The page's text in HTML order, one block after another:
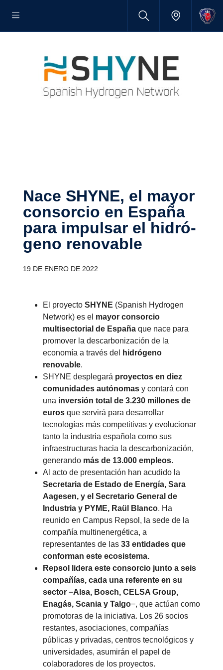
Nace SHYNE, el mayor
consorcio en España
para impulsar el hidró­
geno renovable
19 DE ENERO DE 2022
El proyecto SHYNE (Spanish Hydrogen
Network) es el mayor consorcio
multisectorial de España que nace para
promover la descarbonización de la
economía a través del
hidrógeno
renovable.
SHYNE desplegará proyectos en diez
comunidades autónomas y contará con
una inversión total de 3.230 millones de
euros que servirá para desarrollar
tecnologías más competitivas y evolucionar
tanto la industria española como sus
infraestructuras hacia la descarbonización,
generando más de 13.000 empleos.
Al acto de presentación han acudido la
Secretaria de Estado de Energía, Sara
Aagesen, y el Secretario General de
Industria y PYME, Raül Blanco. Ha
reunido en Campus Repsol, la sede de la
compañía multinenergética, a
representantes de las 33 entidades que
conforman este ecosistema.
Repsol lidera este consorcio junto a seis
compañías, cada una referente en su
sector −Alsa, Bosch, CELSA Group,
Enagás, Scania y Talgo−, que actúan como
promotoras de la iniciativa. Los 26 socios
restantes, asociaciones, compañías
públicas y privadas, centros tecnológicos y
universidades, asumirán el papel de
colaboradores de los proyectos.